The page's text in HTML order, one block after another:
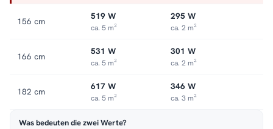
156 cm 519 W
ca. 5 m²
295 W
ca. 2 m²
166 cm 531 W
ca. 5 m²
301 W
ca. 2 m²
182 cm 617 W
ca. 5 m²
346 W
ca. 3 m²
Was bedeuten die zwei Werte?